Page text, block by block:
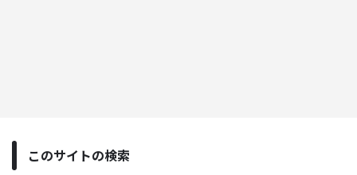
このサイトの検索